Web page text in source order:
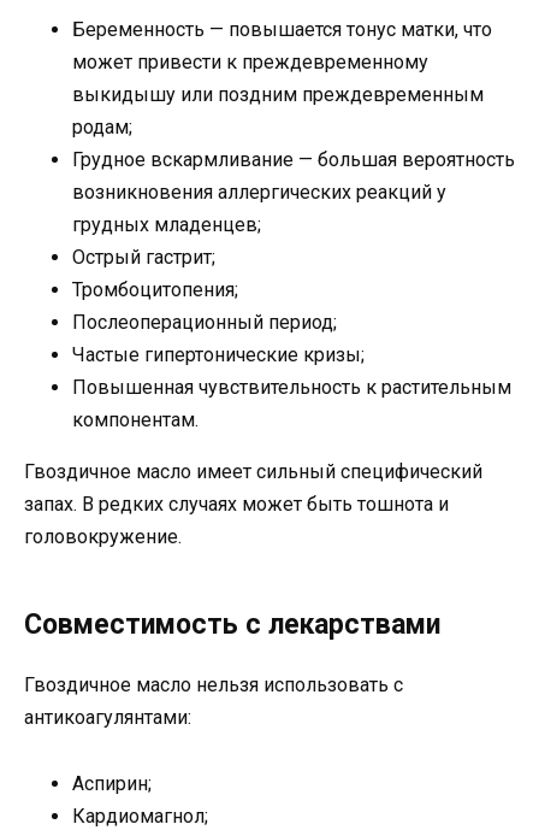
Беременность — повышается тонус матки, что
может привести к преждевременному
выкидышу или поздним преждевременным
родам;
Грудное вскармливание — большая вероятность
возникновения аллергических реакций у
грудных младенцев;
Острый гастрит;
Тромбоцитопения;
Послеоперационный период;
Частые гипертонические кризы;
Повышенная чувствительность к растительным
компонентам.
Гвоздичное масло имеет сильный специфический
запах. В редких случаях может быть тошнота и
головокружение.
Совместимость с лекарствами
Гвоздичное масло нельзя использовать с
антикоагулянтами:
Аспирин;
Кардиомагнол;